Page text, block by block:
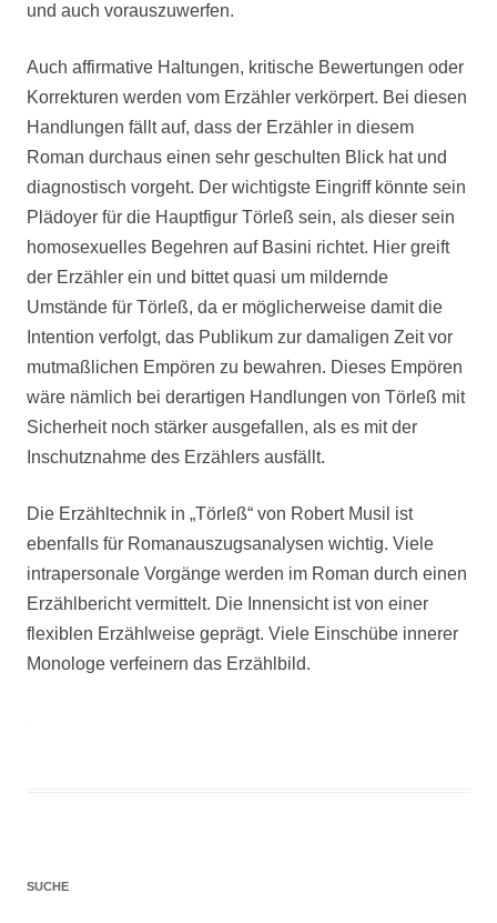
und auch vorauszuwerfen.
Auch affirmative Haltungen, kritische Bewertungen oder
Korrekturen werden vom Erzähler verkörpert. Bei diesen
Handlungen fällt auf, dass der Erzähler in diesem
Roman durchaus einen sehr geschulten Blick hat und
diagnostisch vorgeht. Der wichtigste Eingriff könnte sein
Plädoyer für die Hauptfigur Törleß sein, als dieser sein
homosexuelles Begehren auf Basini richtet. Hier greift
der Erzähler ein und bittet quasi um mildernde
Umstände für Törleß, da er möglicherweise damit die
Intention verfolgt, das Publikum zur damaligen Zeit vor
mutmaßlichen Empören zu bewahren. Dieses Empören
wäre nämlich bei derartigen Handlungen von Törleß mit
Sicherheit noch stärker ausgefallen, als es mit der
Inschutznahme des Erzählers ausfällt.
Die Erzähltechnik in „Törleß“ von Robert Musil ist
ebenfalls für Romanauszugsanalysen wichtig. Viele
intrapersonale Vorgänge werden im Roman durch einen
Erzählbericht vermittelt. Die Innensicht ist von einer
flexiblen Erzählweise geprägt. Viele Einschübe innerer
Monologe verfeinern das Erzählbild.
SUCHE